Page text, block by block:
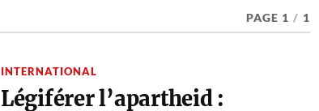
PAGE 1 / 1
INTERNATIONAL
Légiférer l’apartheid :